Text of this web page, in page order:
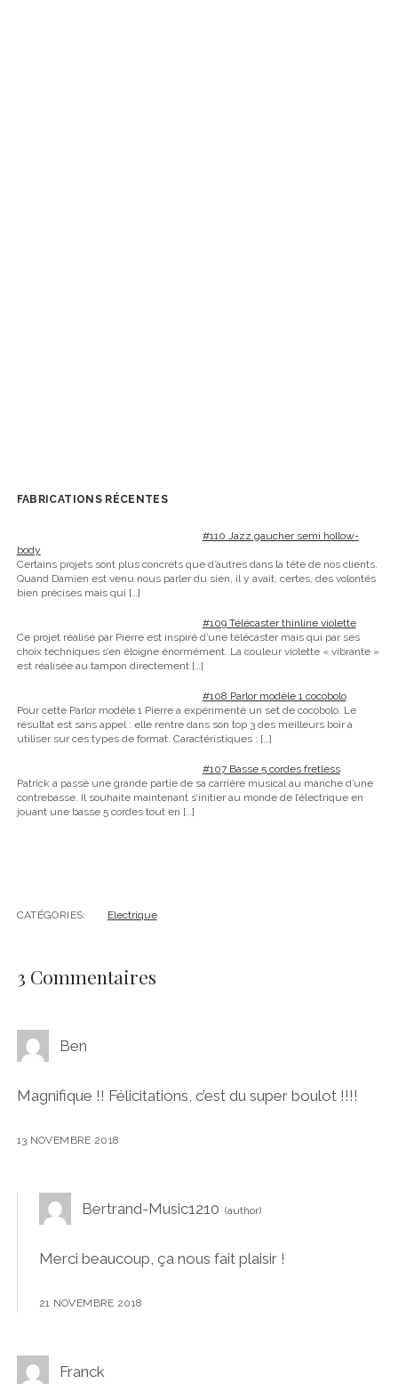
FABRICATIONS RÉCENTES
#110 Jazz gaucher semi hollow-
body
Certains projets sont plus concrets que d’autres dans la tête de nos clients.
Quand Damien est venu nous parler du sien, il y avait, certes, des volontés
bien précises mais qui […]
#109 Télécaster thinline violette
Ce projet réalisé par Pierre est inspiré d’une télécaster mais qui par ses
choix techniques s’en éloigne énormément. La couleur violette « vibrante »
est réalisée au tampon directement […]
#108 Parlor modèle 1 cocobolo
Pour cette Parlor modèle 1 Pierre a expérimenté un set de cocobolo. Le
résultat est sans appel : elle rentre dans son top 3 des meilleurs boir à
utiliser sur ces types de format. Caractéristiques : […]
#107 Basse 5 cordes fretless
Patrick a passé une grande partie de sa carrière musical au manche d’une
contrebasse. Il souhaite maintenant s’initier au monde de l’électrique en
jouant une basse 5 cordes tout en […]
CATÉGORIES: Electrique
3 Commentaires
Ben
Magnifique !! Félicitations, c’est du super boulot !!!!
13 NOVEMBRE 2018
Bertrand-Music1210
Merci beaucoup, ça nous fait plaisir !
21 NOVEMBRE 2018
Franck